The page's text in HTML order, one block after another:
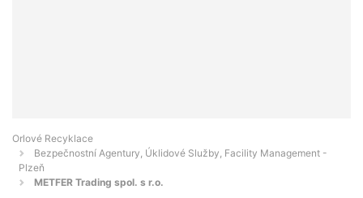
Orlové Recyklace
Bezpečnostní Agentury, Úklidové Služby, Facility Management -
Plzeň
METFER Trading spol. s r.o.